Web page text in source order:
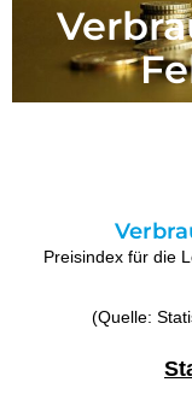
+
Preisindex für die
(Quelle: